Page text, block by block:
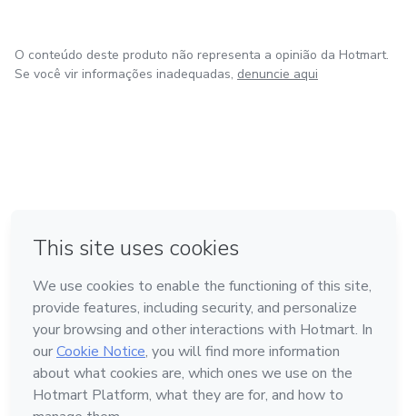
O conteúdo deste produto não representa a opinião da Hotmart.
Se você vir informações inadequadas, denuncie aqui
Feito com ❤ em Bogotá
Conheça a Hotmart
Idioma